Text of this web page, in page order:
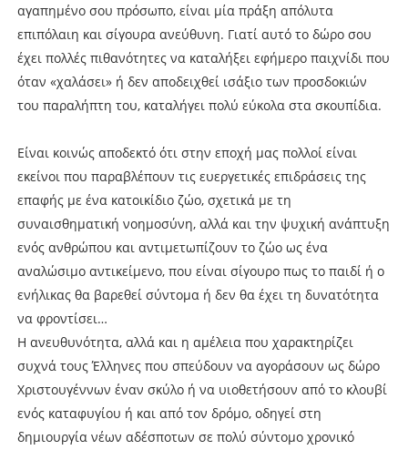
αγαπημένο σου πρόσωπο, είναι μία πράξη απόλυτα
επιπόλαιη και σίγουρα ανεύθυνη. Γιατί αυτό το δώρο σου
έχει πολλές πιθανότητες να καταλήξει εφήμερο παιχνίδι που
όταν «χαλάσει» ή δεν αποδειχθεί ισάξιο των προσδοκιών
του παραλήπτη του, καταλήγει πολύ εύκολα στα σκουπίδια.
Είναι κοινώς αποδεκτό ότι στην εποχή μας πολλοί είναι
εκείνοι που παραβλέπουν τις ευεργετικές επιδράσεις της
επαφής με ένα κατοικίδιο ζώο, σχετικά με τη
συναισθηματική νοημοσύνη, αλλά και την ψυχική ανάπτυξη
ενός ανθρώπου και αντιμετωπίζουν το ζώο ως ένα
αναλώσιμο αντικείμενο, που είναι σίγουρο πως το παιδί ή ο
ενήλικας θα βαρεθεί σύντομα ή δεν θα έχει τη δυνατότητα
να φροντίσει…
Η ανευθυνότητα, αλλά και η αμέλεια που χαρακτηρίζει
συχνά τους Έλληνες που σπεύδουν να αγοράσουν ως δώρο
Χριστουγέννων έναν σκύλo ή να υιοθετήσουν από το κλουβί
ενός καταφυγίου ή και από τον δρόμο, οδηγεί στη
δημιουργία νέων αδέσποτων σε πολύ σύντομο χρονικό